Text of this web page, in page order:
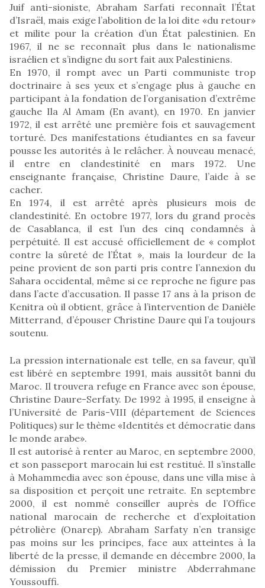
Juif anti-sioniste, Abraham Sarfati reconnaît l’État
d’Israël, mais exige l’abolition de la loi dite «du retour»
et milite pour la création d’un État palestinien. En
1967, il ne se reconnaît plus dans le nationalisme
israélien et s’indigne du sort fait aux Palestiniens.
En 1970, il rompt avec un Parti communiste trop
doctrinaire à ses yeux et s’engage plus à gauche en
participant à la fondation de l’organisation d’extrême
gauche Ila Al Amam (En avant), en 1970. En janvier
1972, il est arrêté une première fois et sauvagement
torturé. Des manifestations étudiantes en sa faveur
pousse les autorités à le relâcher. À nouveau menacé,
il entre en clandestinité en mars 1972. Une
enseignante française, Christine Daure, l’aide à se
cacher.
En 1974, il est arrêté après plusieurs mois de
clandestinité. En octobre 1977, lors du grand procès
de Casablanca, il est l’un des cinq condamnés à
perpétuité. Il est accusé officiellement de « complot
contre la sûreté de l’État », mais la lourdeur de la
peine provient de son parti pris contre l’annexion du
Sahara occidental, même si ce reproche ne figure pas
dans l’acte d’accusation. Il passe 17 ans à la prison de
Kenitra où il obtient, grâce à l’intervention de Danièle
Mitterrand, d’épouser Christine Daure qui l’a toujours
soutenu.
La pression internationale est telle, en sa faveur, qu’il
est libéré en septembre 1991, mais aussitôt banni du
Maroc. Il trouvera refuge en France avec son épouse,
Christine Daure-Serfaty. De 1992 à 1995, il enseigne à
l’Université de Paris-VIII (département de Sciences
Politiques) sur le thème «Identités et démocratie dans
le monde arabe».
Il est autorisé à renter au Maroc, en septembre 2000,
et son passeport marocain lui est restitué. Il s’installe
à Mohammedia avec son épouse, dans une villa mise à
sa disposition et perçoit une retraite. En septembre
2000, il est nommé conseiller auprès de l’Office
national marocain de recherche et d’exploitation
pétrolière (Onarep). Abraham Sarfaty n’en transige
pas moins sur les principes, face aux atteintes à la
liberté de la presse, il demande en décembre 2000, la
démission du Premier ministre Abderrahmane
Youssouffi.